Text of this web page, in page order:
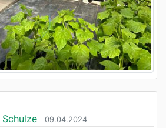
Schulze 09.04.2024